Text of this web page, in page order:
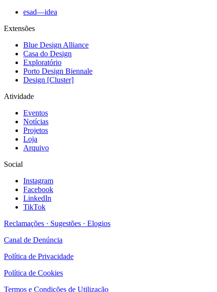
esad—idea
Extensões
Blue Design Alliance
Casa do Design
Exploratório
Porto Design Biennale
Design [Cluster]
Atividade
Eventos
Notícias
Projetos
Loja
Arquivo
Social
Instagram
Facebook
LinkedIn
TikTok
Reclamações · Sugestões · Elogios
Canal de Denúncia
Política de Privacidade
Política de Cookies
Termos e Condições de Utilização